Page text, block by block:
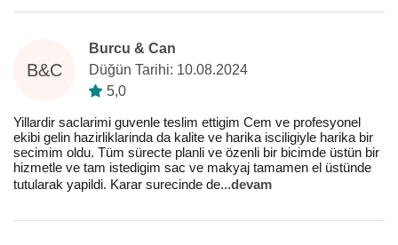
B&C
Burcu & Can
Düğün Tarihi: 10.08.2024
5,0
Yillardir saclarimi guvenle teslim ettigim Cem ve profesyonel
ekibi gelin hazirliklarinda da kalite ve harika isciligiyle harika bir
secimim oldu. Tüm sürecte planli ve özenli bir bicimde üstün bir
hizmetle ve tam istedigim sac ve makyaj tamamen el üstünde
tutularak yapildi. Karar surecinde de...devam